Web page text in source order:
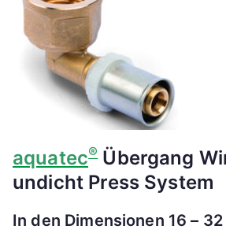
aquatec®Übergang
undicht Press System
In den Dimensionen 16 –